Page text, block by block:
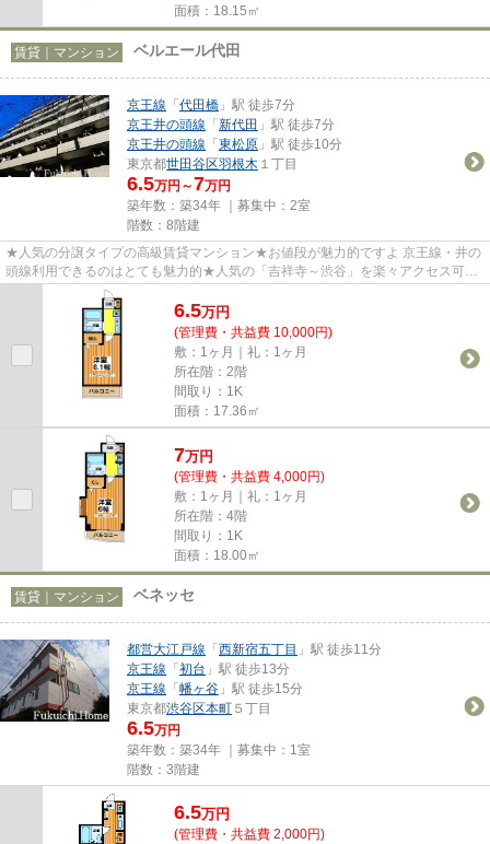
面積：18.15㎡
賃貸｜マンション ベルエール代田
京王線 「代田橋 」駅 徒歩7分
京王井の頭線 「新代田 」駅 徒歩7分
京王井の頭線 「東松原 」駅 徒歩10分
東京都世田谷区羽根木 １丁目
6.5万円～7万円
築年数：築34年 ｜募集中： 2室
階数：8階建
★人気の分譲タイプの高級賃貸マンション★お値段が魅力的ですよ 京王線・井の
頭線利用できるのはとても魅力的★人気の「吉祥寺～渋谷」を楽々アクセス可能
★この価格で「オートロック付き...
6.5万円
(管理費・共益費 10,000円)
敷：1ヶ月｜礼：1ヶ月
所在階：2階
間取り：1K
面積：17.36㎡
7万円
(管理費・共益費 4,000円)
敷：1ヶ月｜礼：1ヶ月
所在階：4階
間取り：1K
面積：18.00㎡
賃貸｜マンション ベネッセ
都営大江戸線 「西新宿五丁目 」駅 徒歩11分
京王線 「初台 」駅 徒歩13分
京王線 「幡ヶ谷 」駅 徒歩15分
東京都渋谷区本町 ５丁目
6.5万円
築年数：築34年 ｜募集中： 1室
階数：3階建
6.5万円
(管理費・共益費 2,000円)